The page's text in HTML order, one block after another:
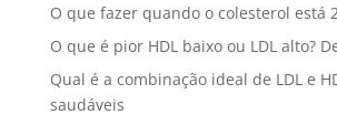
O que fazer quando o colesterol está
O que é pior HDL baixo ou LDL alto?
Qual é a combinação ideal de LDL e
saudáveis